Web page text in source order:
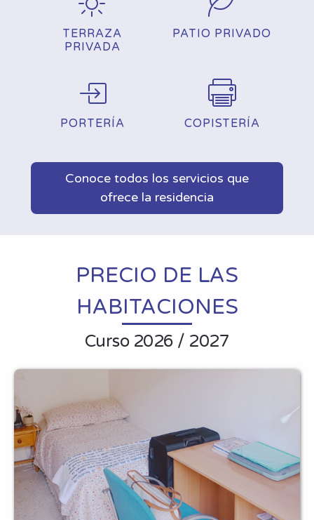
TERRAZA
PRIVADA
PATIO PRIVADO
PORTERÍA COPISTERÍA
Conoce todos los servicios que
ofrece la residencia
PRECIO DE LAS
HABITACIONES
Curso 2026 / 2027